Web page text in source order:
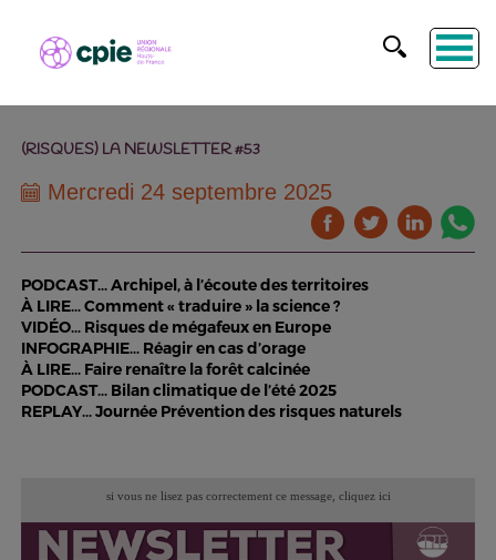
(RISQUES) LA NEWSLETTER #53
Mercredi 24 septembre 2025
PODCAST… Archipel, à l’écoute des territoires
À LIRE… Comment « traduire » la science ?
VIDÉO… Risques de mégafeux en Europe
INFOGRAPHIE… Réagir en cas d’orage
À LIRE… Faire renaître la forêt calcinée
PODCAST… Bilan climatique de l’été 2025
REPLAY… Journée Prévention des risques naturels
si vous ne lisez pas correctement ce message, cliquez ici